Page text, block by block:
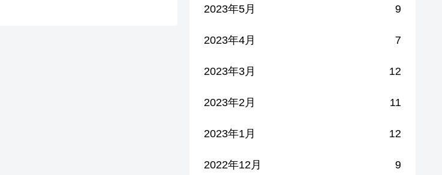
2023年5月 9
2023年4月 7
2023年3月 12
2023年2月 11
2023年1月 12
2022年12月 9